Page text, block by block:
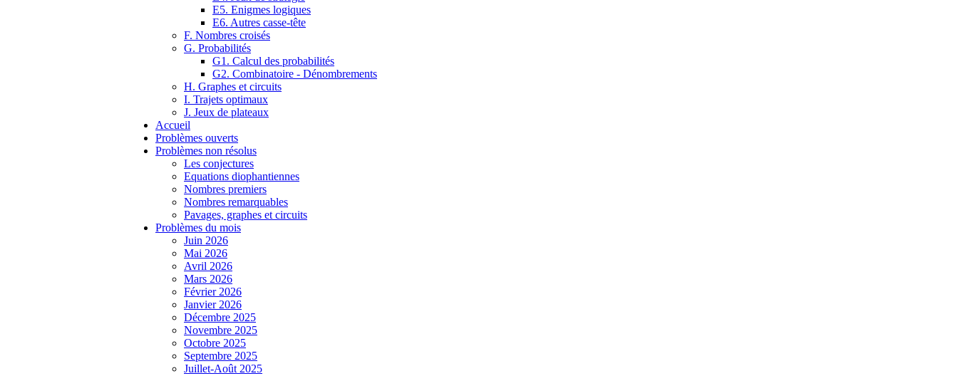
E5. Enigmes logiques
E6. Autres casse-tête
F. Nombres croisés
G. Probabilités
G1. Calcul des probabilités
G2. Combinatoire - Dénombrements
H. Graphes et circuits
I. Trajets optimaux
J. Jeux de plateaux
Accueil
Problèmes ouverts
Problèmes non résolus
Les conjectures
Equations diophantiennes
Nombres premiers
Nombres remarquables
Pavages, graphes et circuits
Problèmes du mois
Juin 2026
Mai 2026
Avril 2026
Mars 2026
Février 2026
Janvier 2026
Décembre 2025
Novembre 2025
Octobre 2025
Septembre 2025
Juillet-Août 2025